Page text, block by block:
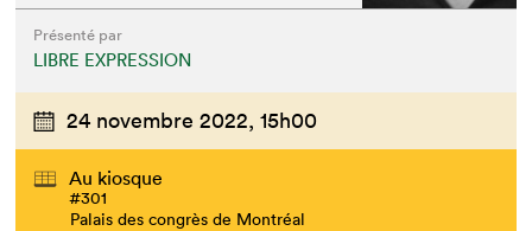
Présenté par
LIBRE EXPRESSION
24 novembre 2022, 15h00
Au kiosque
#301
Palais des congrès de Montréal